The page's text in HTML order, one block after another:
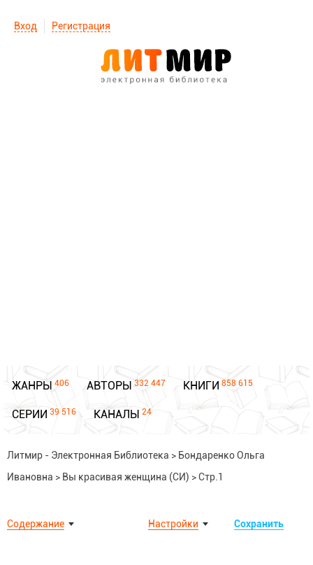
Вход Регистрация
ЖАНРЫ 406 АВТОРЫ 332 447 КНИГИ 858 615
СЕРИИ 39 516 КАНАЛЫ 24
Литмир - Электронная Библиотека > Бондаренко Ольга
Ивановна > Вы красивая женщина (СИ) >Стр.1
Содержание Сохранить
Настройки